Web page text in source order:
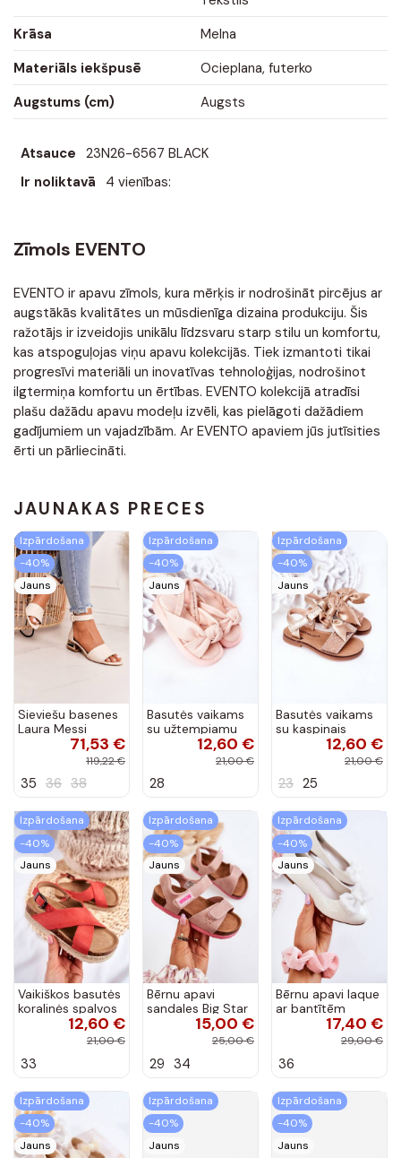
Krāsa
Melna
Materiāls iekšpusē
Ocieplana, futerko
Augstums (cm)
Augsts
Atsauce 23N26-6567 BLACK
Ir noliktavā
4 vienības:
Zīmols EVENTO
EVENTO ir apavu zīmols, kura mērķis ir nodrošināt pircējus ar
augstākās kvalitātes un mūsdienīga dizaina produkciju. Šis
ražotājs ir izveidojis unikālu līdzsvaru starp stilu un komfortu,
kas atspoguļojas viņu apavu kolekcijās. Tiek izmantoti tikai
progresīvi materiāli un inovatīvas tehnoloģijas, nodrošinot
ilgtermiņa komfortu un ērtības. EVENTO kolekcijā atradīsi
plašu dažādu apavu modeļu izvēli, kas pielāgoti dažādiem
gadījumiem un vajadzībām. Ar EVENTO apaviem jūs jutīsities
ērti un pārliecināti.
JAUNĀKĀS PRECES
Izpārdošana
-40%
Jauns
Sieviešu basenes
Laura Messi
smilšu krāsas71,53 €
119,22 €
35 36 38
Izpārdošana
-40%
Jauns
Basutės vaikams
su užtempiamu
užsegimu rožinės
12,60 €
21,00 €
28
Izpārdošana
-40%
Jauns
Basutės vaikams
su kaspinais
aukso spalvos
12,60 €
21,00 €
23 25
Izpārdošana
-40%
Jauns
Vaikiškos basutės
koralinės spalvos
12,60 €
21,00 €
33
Izpārdošana
-40%
Jauns
Bērnu apavi
sandales Big Star
rozā krāsas15,00 €
25,00 €
29 34
Izpārdošana
-40%
Jauns
Bērnu apavi laque
ar bantītēm
baltas krāsas17,40 €
29,00 €
36
Izpārdošana
-40%
Jauns
Izpārdošana
-40%
Jauns
Izpārdošana
-40%
Jauns